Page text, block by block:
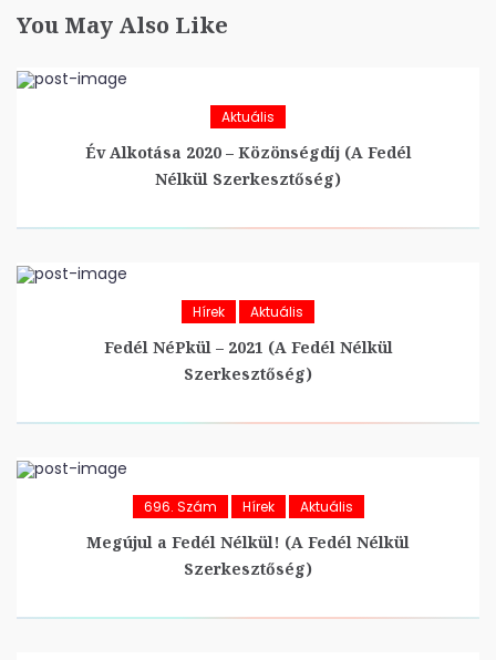
You May Also Like
Aktuális
Év Alkotása 2020 – Közönségdíj (A Fedél
Nélkül Szerkesztőség)
Hírek Aktuális
Fedél NéPkül – 2021 (A Fedél Nélkül
Szerkesztőség)
696. Szám Hírek Aktuális
Megújul a Fedél Nélkül! (A Fedél Nélkül
Szerkesztőség)